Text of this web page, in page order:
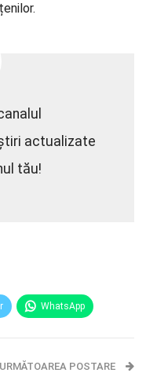
actualizate
tău!
WhatsApp
URMĂTOAREA POSTARE